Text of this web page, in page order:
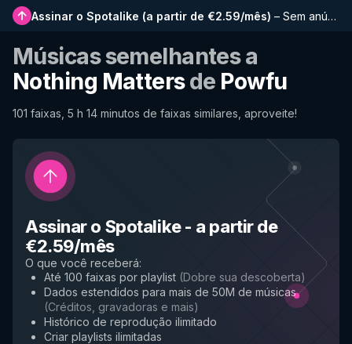
Assinar o Spotalike (a partir de €2.59/mês) – Sem anúncios, playlists mais longas, histórico completo e acesso antecipado a novos recursos
Músicas semelhantes a
Nothing Mattersde Powfu
101 faixas, 5 h 14 minutos de faixas similares, aproveite!
Assinar o Spotalike- a partir de
€2.59/mês
O que você receberá:
Até 100 faixas por playlist (Dobre sua descoberta)
Dados estendidos para mais de 50M de músicas
(Créditos, gravadoras e mais)
Histórico de reprodução ilimitado
Criar playlists ilimitadas